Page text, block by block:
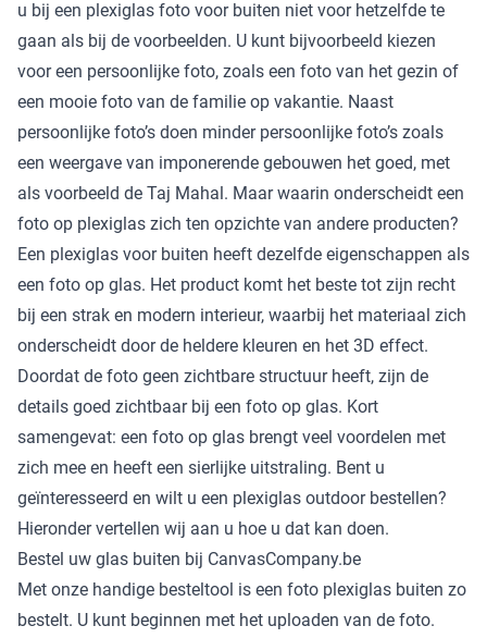
u bij een plexiglas foto voor buiten niet voor hetzelfde te
gaan als bij de voorbeelden. U kunt bijvoorbeeld kiezen
voor een persoonlijke foto, zoals een foto van het gezin of
een mooie foto van de familie op vakantie. Naast
persoonlijke foto’s doen minder persoonlijke foto’s zoals
een weergave van imponerende gebouwen het goed, met
als voorbeeld de Taj Mahal. Maar waarin onderscheidt een
foto op plexiglas zich ten opzichte van andere producten?
Een plexiglas voor buiten heeft dezelfde eigenschappen als
een foto op glas. Het product komt het beste tot zijn recht
bij een strak en modern interieur, waarbij het materiaal zich
onderscheidt door de heldere kleuren en het 3D effect.
Doordat de foto geen zichtbare structuur heeft, zijn de
details goed zichtbaar bij een foto op glas. Kort
samengevat: een foto op glas brengt veel voordelen met
zich mee en heeft een sierlijke uitstraling. Bent u
geïnteresseerd en wilt u een plexiglas outdoor bestellen?
Hieronder vertellen wij aan u hoe u dat kan doen.
Bestel uw glas buiten bij CanvasCompany.be
Met onze handige besteltool is een foto plexiglas buiten zo
bestelt. U kunt beginnen met het uploaden van de foto.